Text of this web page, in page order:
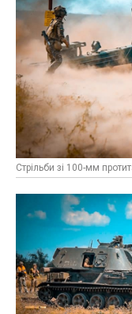
Стрільби зі 100-мм